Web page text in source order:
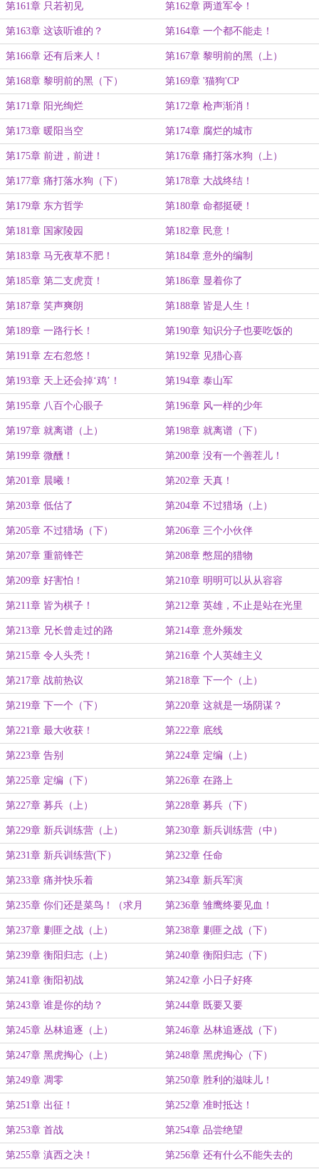
第161章 只若初见 第162章 两道军令！
第163章 这该听谁的？ 第164章 一个都不能走！
第166章 还有后来人！ 第167章 黎明前的黑（上）
第168章 黎明前的黑（下） 第169章 '猫狗'CP
第171章 阳光绚烂 第172章 枪声渐消！
第173章 暖阳当空 第174章 腐烂的城市
第175章 前进，前进！ 第176章 痛打落水狗（上）
第177章 痛打落水狗（下） 第178章 大战终结！
第179章 东方哲学 第180章 命都挺硬！
第181章 国家陵园 第182章 民意！
第183章 马无夜草不肥！ 第184章 意外的编制
第185章 第二支虎贲！ 第186章 显着你了
第187章 笑声爽朗 第188章 皆是人生！
第189章 一路行长！ 第190章 知识分子也要吃饭的
第191章 左右忽悠！ 第192章 见猎心喜
第193章 天上还会掉‘鸡’！ 第194章 泰山军
第195章 八百个心眼子 第196章 风一样的少年
第197章 就离谱（上） 第198章 就离谱（下）
第199章 微醺！ 第200章 没有一个善茬儿！
第201章 晨曦！ 第202章 天真！
第203章 低估了 第204章 不过猎场（上）
第205章 不过猎场（下） 第206章 三个小伙伴
第207章 重箭锋芒 第208章 憋屈的猎物
第209章 好害怕！ 第210章 明明可以从从容容
第211章 皆为棋子！ 第212章 英雄，不止是站在光里
第213章 兄长曾走过的路 第214章 意外频发
第215章 令人头秃！ 第216章 个人英雄主义
第217章 战前热议 第218章 下一个（上）
第219章 下一个（下） 第220章 这就是一场阴谋？
第221章 最大收获！ 第222章 底线
第223章 告别 第224章 定编（上）
第225章 定编（下） 第226章 在路上
第227章 募兵（上） 第228章 募兵（下）
第229章 新兵训练营（上） 第230章 新兵训练营（中）
第231章 新兵训练营(下） 第232章 任命
第233章 痛并快乐着 第234章 新兵军演
第235章 你们还是菜鸟！（求月
票！）
第236章 雏鹰终要见血！
第237章 剿匪之战（上） 第238章 剿匪之战（下）
第239章 衡阳归志（上） 第240章 衡阳归志（下）
第241章 衡阳初战 第242章 小日子好疼
第243章 谁是你的劫？ 第244章 既要又要
第245章 丛林追逐（上） 第246章 丛林追逐战（下）
第247章 黑虎掏心（上） 第248章 黑虎掏心（下）
第249章 凋零 第250章 胜利的滋味儿！
第251章 出征！ 第252章 准时抵达！
第253章 首战 第254章 品尝绝望
第255章 滇西之决！ 第256章 还有什么不能失去的